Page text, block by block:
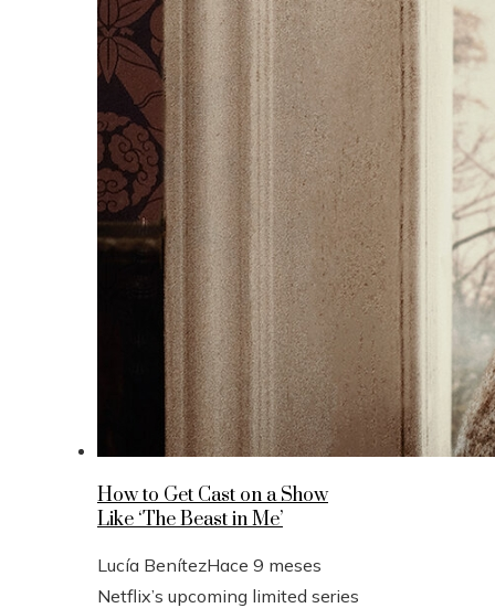
How to Get Cast on a Show
Like ‘The Beast in Me’
Lucía BenítezHace 9 meses
Netflix’s upcoming limited series